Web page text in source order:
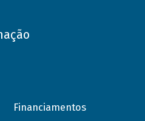
Financiamentos